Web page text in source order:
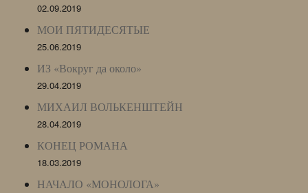
02.09.2019
МОИ ПЯТИДЕСЯТЫЕ
25.06.2019
ИЗ «Вокруг да около»
29.04.2019
МИХАИЛ ВОЛЬКЕНШТЕЙН
28.04.2019
КОНЕЦ РОМАНА
18.03.2019
НАЧАЛО «МОНОЛОГА»